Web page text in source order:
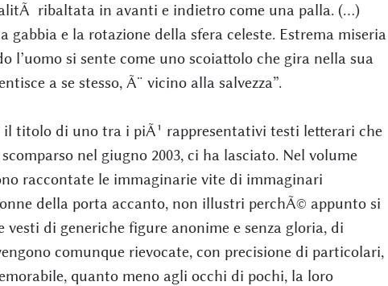
ribaltata in avanti e indietro come una palla. (…)
gabbia e la rotazione della sfera celeste. Estrema miseria
l’uomo si sente come uno scoiattolo che gira nella sua
a se stesso, Ã¨ vicino alla salvezza”.
il titolo di uno tra i piÃ¹ rappresentativi testi letterari che
nel giugno 2003, ci ha lasciato. Nel volume
raccontate le immaginarie vite di immaginari
della porta accanto, non illustri perchÃ© appunto si
di generiche figure anonime e senza gloria, di
comunque rievocate, con precisione di particolari,
quanto meno agli occhi di pochi, la loro